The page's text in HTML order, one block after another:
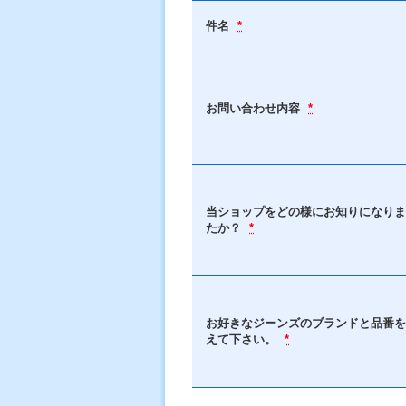
件名 *
お問い合わせ内容 *
当ショップをどの様にお知りになり
たか？
*
お好きなジーンズのブランドと品番
えて下さい。
*